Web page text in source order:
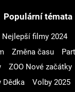
Populární témata
Nejlepší filmy 2024
Změna času
ZOO Nové začátky
Dědka
Volby 2025